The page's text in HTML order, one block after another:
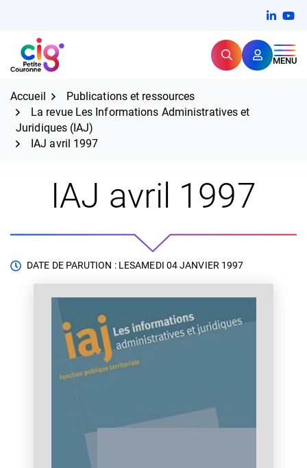
contenu
CIG Petite Couronne RechercherMENU
Expertise et proximité pour
Accueil
Publications et ressources
La revue Les Informations Administratives et
Juridiques (IAJ)
IAJ avril 1997
IAJ avril 1997
DATE DE PARUTION : LESAMEDI 04 JANVIER 1997